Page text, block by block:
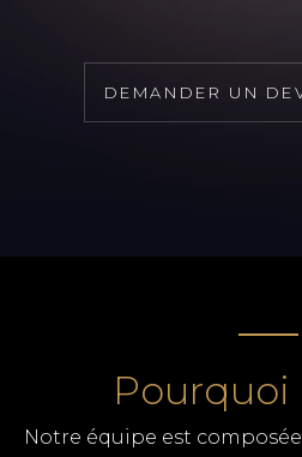
DEMANDER UN
Pourquoi
Notre équipe est